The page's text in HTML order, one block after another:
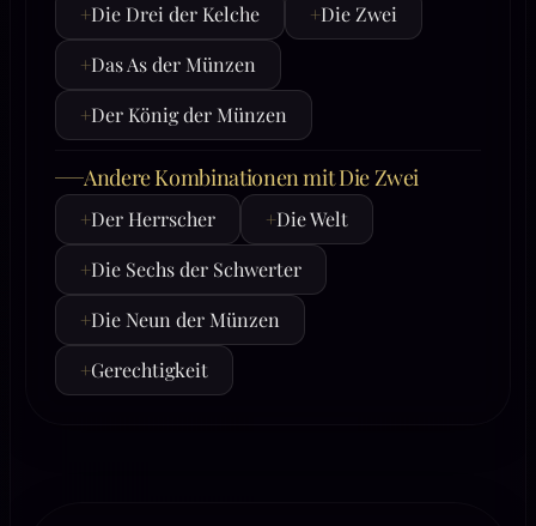
+Die Drei der Kelche +Die Zwei
+Das As der Münzen
+Der König der Münzen
Andere Kombinationen mit Die Zwei
+Der Herrscher +Die Welt
+Die Sechs der Schwerter
+Die Neun der Münzen
+Gerechtigkeit